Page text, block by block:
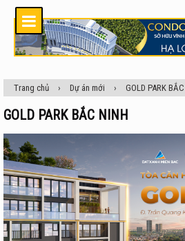
Trang chủ › Dự án mới › GOLD PARK
GOLD PARK BẮC NINH